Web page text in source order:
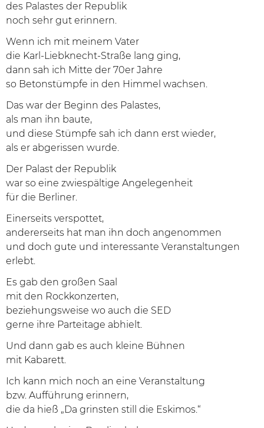
des Palastes der Republik
noch sehr gut erinnern.
Wenn ich mit meinem Vater
die Karl-Liebknecht-Straße lang ging,
dann sah ich Mitte der 70er Jahre
so Betonstümpfe in den Himmel wachsen.
Das war der Beginn des Palastes,
als man ihn baute,
und diese Stümpfe sah ich dann erst wieder,
als er abgerissen wurde.
Der Palast der Republik
war so eine zwiespältige Angelegenheit
für die Berliner.
Einerseits verspottet,
andererseits hat man ihn doch angenommen
und doch gute und interessante Veranstaltungen
erlebt.
Es gab den großen Saal
mit den Rockkonzerten,
beziehungsweise wo auch die SED
gerne ihre Parteitage abhielt.
Und dann gab es auch kleine Bühnen
mit Kabarett.
Ich kann mich noch an eine Veranstaltung
bzw. Aufführung erinnern,
die da hieß „Da grinsten still die Eskimos.“